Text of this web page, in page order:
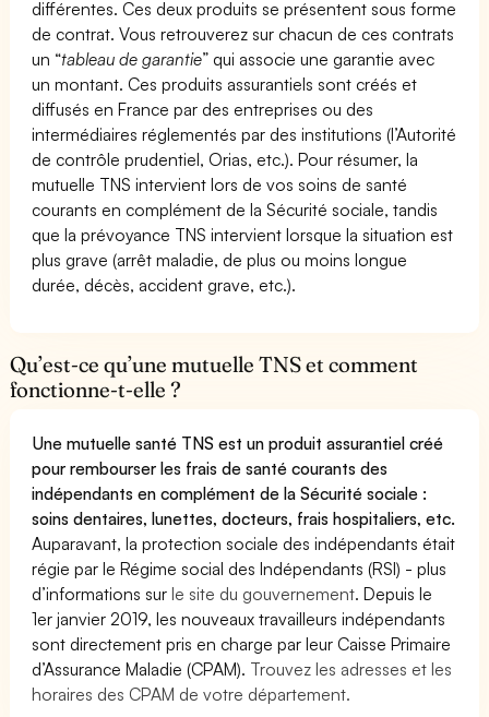
différentes. Ces deux produits se présentent sous forme
de contrat. Vous retrouverez sur chacun de ces contrats
un “tableau de garantie” qui associe une garantie avec
un montant. Ces produits assurantiels sont créés et
diffusés en France par des entreprises ou des
intermédiaires réglementés par des institutions (l’Autorité
de contrôle prudentiel, Orias, etc.). Pour résumer, la
mutuelle TNS intervient lors de vos soins de santé
courants en complément de la Sécurité sociale, tandis
que la prévoyance TNS intervient lorsque la situation est
plus grave (arrêt maladie, de plus ou moins longue
durée, décès, accident grave, etc.).
Qu’est-ce qu’une mutuelle TNS et comment
fonctionne-t-elle ?
Une mutuelle santé TNS est un produit assurantiel créé
pour rembourser les frais de santé courants des
indépendants en complément de la Sécurité sociale :
soins dentaires, lunettes, docteurs, frais hospitaliers, etc.
Auparavant, la protection sociale des indépendants était
régie par le Régime social des Indépendants (RSI) - plus
d’informations surle site du gouvernement. Depuis le
1er janvier 2019, les nouveaux travailleurs indépendants
sont directement pris en charge par leur Caisse Primaire
d’Assurance Maladie (CPAM). Trouvez les adresses et les
horaires des CPAM de votre département.